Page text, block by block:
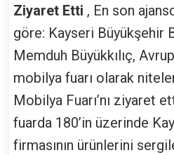
Ziyaret Etti , En son
göre: Kayseri Büyükşehir
Memduh Büyükkılıç,
mobilya fuarı olarak
Mobilya Fuarı’nı ziyaret
fuarda 180’in üzerinde
firmasının ürünlerini